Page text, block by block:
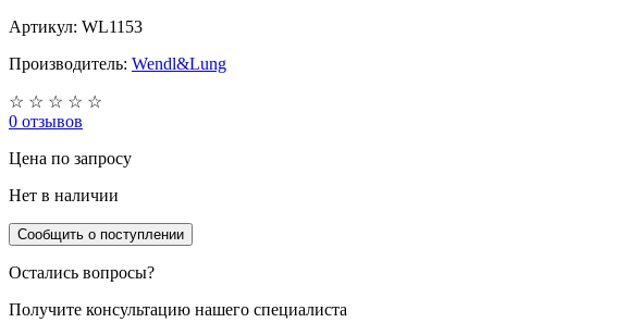
Артикул: WL1153
Производитель: Wendl&Lung
☆ ☆ ☆ ☆ ☆
0 отзывов
Цена по запросу
Нет в наличии
Сообщить о поступлении
Остались вопросы?
Получите консультацию нашего специалиста